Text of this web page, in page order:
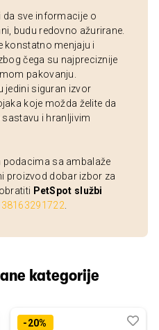
da sve informacije o
budu redovno ažurirane.
konstatno menjaju i
čega su najpreciznije
pakovanju.
jedini siguran izvor
koje možda želite da
sastavu i hranljivim
sa ambalaže
proizvod dobar izbor za
PetSpot službi
kategorije
-20%